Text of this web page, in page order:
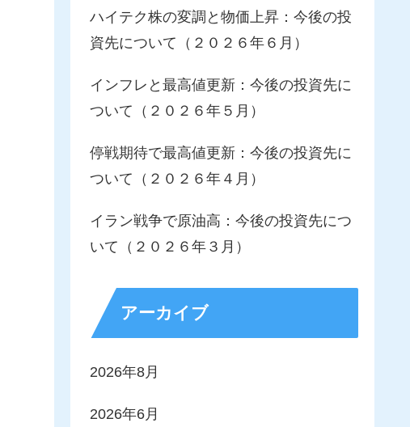
ハイテク株の変調と物価上昇：今後の投
資先について（２０２６年６月）
インフレと最高値更新：今後の投資先に
ついて（２０２６年５月）
停戦期待で最高値更新：今後の投資先に
ついて（２０２６年４月）
イラン戦争で原油高：今後の投資先につ
いて（２０２６年３月）
アーカイブ
2026年8月
2026年6月